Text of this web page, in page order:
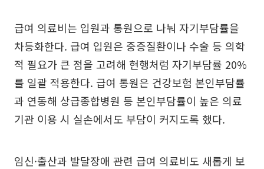
급여 의료비는 입원과 통원으로 나눠 자기부담률을
차등화한다. 급여 입원은 중증질환이나 수술 등 의학
적 필요가 큰 점을 고려해 현행처럼 자기부담률 20%
를 일괄 적용한다. 급여 통원은 건강보험 본인부담률
과 연동해 상급종합병원 등 본인부담률이 높은 의료
기관 이용 시 실손에서도 부담이 커지도록 했다.
임신·출산과 발달장애 관련 급여 의료비도 새롭게 보